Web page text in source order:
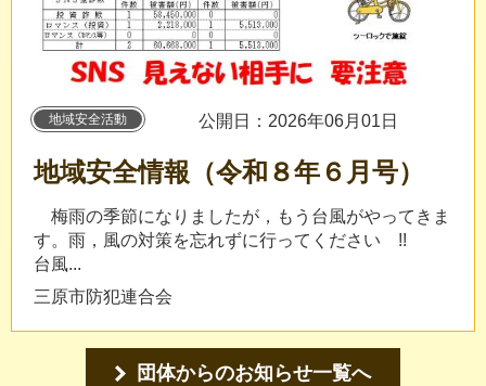
地域安全活動 公開日：2026年06月01日
地域安全情報（令和８年６月号）
梅雨の季節になりましたが，もう台風がやってきま
す。雨，風の対策を忘れずに行ってください !!
台風...
三原市防犯連合会
団体からのお知らせ一覧へ